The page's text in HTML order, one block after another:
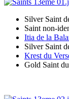
Silver Saint
Saint non-
Itia de la
Silver Saint
Krest du
Gold Saint